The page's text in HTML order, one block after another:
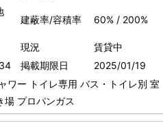
建蔽率/容積率 60% / 200%
現況
賃貸中
掲載期限日
2025/01/19
ワー トイレ専用 バス・トイレ別 室
場 プロパンガス